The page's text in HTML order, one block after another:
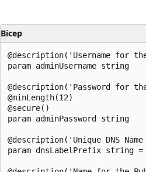
Bicep
@description('Username for
param adminUsername string
@description('Password for
@minLength(12)
@secure()
param adminPassword string
@description('Unique DNS
param dnsLabelPrefix string =